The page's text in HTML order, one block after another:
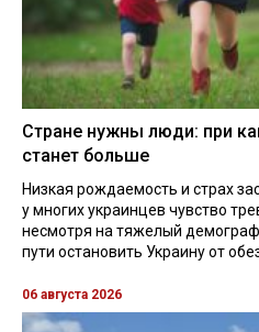
Стране нужны люди: при
станет больше
Низкая рождаемость и страх
у многих украинцев чувство
несмотря на тяжелый
пути остановить Украину от
06 августа 2026